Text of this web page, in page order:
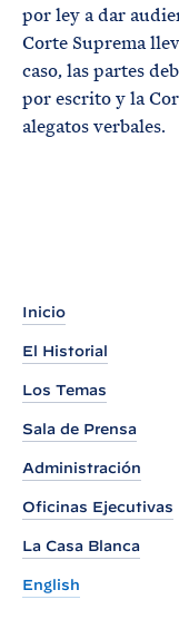
por ley a dar
Corte Suprema
caso, las partes
por escrito y la
alegatos verbales.
Inicio
El Historial
Los Temas
Sala de Prensa
Administración
Oficinas Ejecutivas
La Casa Blanca
English